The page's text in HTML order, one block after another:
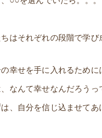
はそれぞれの段階で学び
幸せを手に入れるために
なんて幸せなんだろうっ
は、自分を信じ込ませて